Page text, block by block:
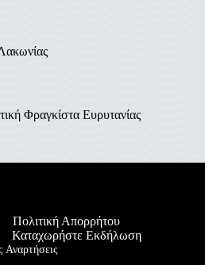
Φραγκίστα Ευρυτανίας
Πολιτική Απορρήτου
Καταχωρήστε Εκδήλωση
Αναρτήσεις